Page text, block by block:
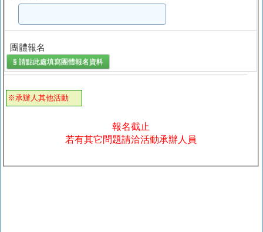
團體報名
§ 請點此處填寫團體報名 資料
※承辦人其他活動
報名截止
若有其它問題請洽活動承辦人員